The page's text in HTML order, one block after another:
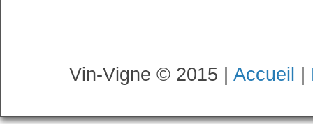
Vin-Vigne © 2015 | Accueil